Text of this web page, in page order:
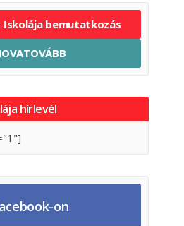
Iskolája bemutatkozás
hírlevél
on